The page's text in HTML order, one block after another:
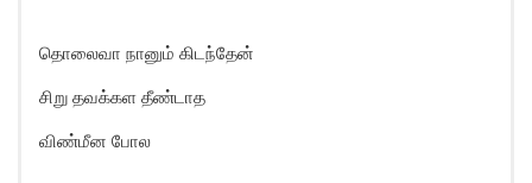
தொலைவா நானும் கிடந்தேன்
சிறு தவக்கள தீண்டாத
விண்மீன போல